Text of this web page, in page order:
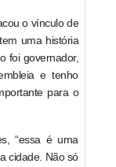
o vínculo de
uma história
foi governador,
e tenho
para o
“essa é uma
cidade. Não só